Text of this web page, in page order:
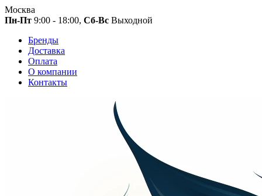
Москва
Пн-Пт 9:00 - 18:00, Сб-Вс Выходной
Бренды
Доставка
Оплата
О компании
Контакты